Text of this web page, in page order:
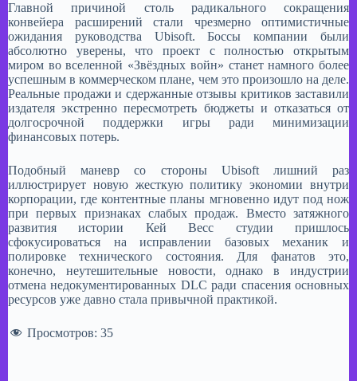
Главной причиной столь радикального сокращения
конвейера расширений стали чрезмерно оптимистичные
ожидания руководства Ubisoft. Боссы компании были
абсолютно уверены, что проект с полностью открытым
миром во вселенной «Звёздных войн» станет намного более
успешным в коммерческом плане, чем это произошло на деле.
Реальные продажи и сдержанные отзывы критиков заставили
издателя экстренно пересмотреть бюджеты и отказаться от
долгосрочной поддержки игры ради минимизации
финансовых потерь. ​
Подобный маневр со стороны Ubisoft лишний раз
иллюстрирует новую жесткую политику экономии внутри
корпорации, где контентные планы мгновенно идут под нож
при первых признаках слабых продаж. Вместо затяжного
развития истории Кей Весс студии пришлось
сфокусироваться на исправлении базовых механик и
полировке технического состояния. Для фанатов это,
конечно, неутешительные новости, однако в индустрии
отмена недокументированных DLC ради спасения основных
ресурсов уже давно стала привычной практикой.
Просмотров: 35